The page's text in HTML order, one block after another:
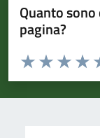
Quanto
pagina?
Valuta da 1 a 5
Valuta 3
Valuta 2
Valuta 1 stelle